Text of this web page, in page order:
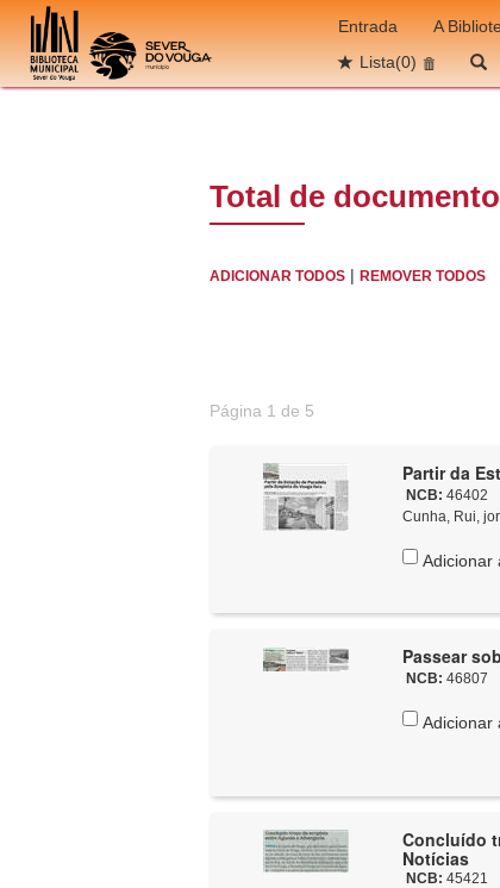
Ir para o conteúdo
Entrada A
Lista(0)
Total de
ADICIONAR TODOS |REMOVER TODOS
Página 1 de 5
Partir da
NCB:46402
Cunha, Rui,
Adicionar
Passear
NCB:46807
Adicionar
Concluído
Notícias
NCB:45421